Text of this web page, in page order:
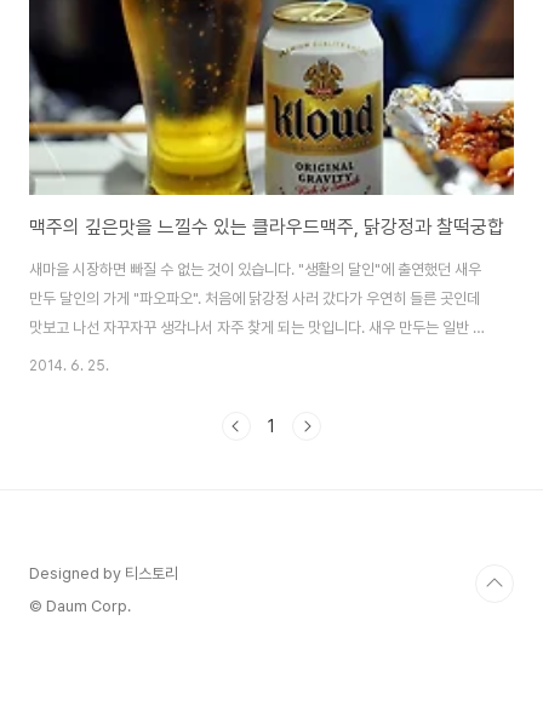
맥주의 깊은맛을 느낄수 있는 클라우드맥주, 닭강정과 찰떡궁합
새마을 시장하면 빠질 수 없는 것이 있습니다. "생활의 달인"에 출연했던 새우
만두 달인의 가게 "파오파오". 처음에 닭강정 사러 갔다가 우연히 들른 곳인데
맛보고 나선 자꾸자꾸 생각나서 자주 찾게 되는 맛입니다. 새우 만두는 일반 만
두와 달리 롤처럼 말려 있습니다.닭강정 사러 갔다가 닭강정만으로는 부족할
라우드 맥주와 안주 조합은 딱~좋네요.클라우드맥주가 전지현 맥주로도 유명
2014. 6. 25.
1
Designed by 티스토리
© Daum Corp.